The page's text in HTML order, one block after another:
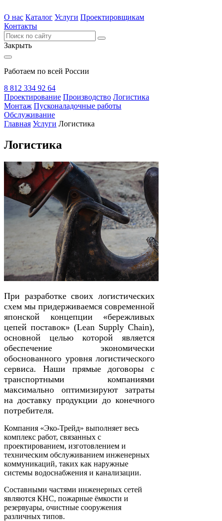
О нас Каталог Услуги Проектировщикам
Контакты
Закрыть
Работаем по всей России
8 812 334 92 64
Проектирование Производство Логистика
Монтаж Пусконаладочные работы
Обслуживание
Главная Услуги Логистика
Логистика
При разработке своих логистических
схем мы придерживаемся современной
японской концепции «бережливых
цепей поставок» (Lean Supply Chain),
основной целью которой является
обеспечение экономически
обоснованного уровня логистического
сервиса. Наши прямые договоры с
транспортными компаниями
максимально оптимизируют затраты
на доставку продукции до конечного
потребителя.
Компания «Эко-Трейд» выполняет весь
комплекс работ, связанных с
проектированием, изготовлением и
техническим обслуживанием инженерных
коммуникаций, таких как наружные
системы водоснабжения и канализации.
Составными частями инженерных сетей
являются КНС, пожарные ёмкости и
резервуары, очистные сооружения
различных типов.